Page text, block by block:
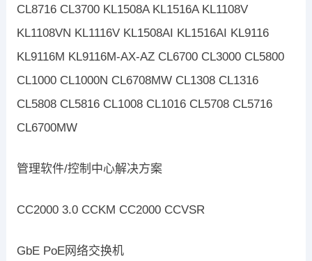
CL8716 CL3700 KL1508A KL1516A KL1108V
KL1108VN KL1116V KL1508AI KL1516AI KL9116
KL9116M KL9116M-AX-AZ CL6700 CL3000 CL5800
CL1000 CL1000N CL6708MW CL1308 CL1316
CL5808 CL5816 CL1008 CL1016 CL5708 CL5716
CL6700MW
管理软件/控制中心解决方案
CC2000 3.0 CCKM CC2000 CCVSR
GbE PoE网络交换机